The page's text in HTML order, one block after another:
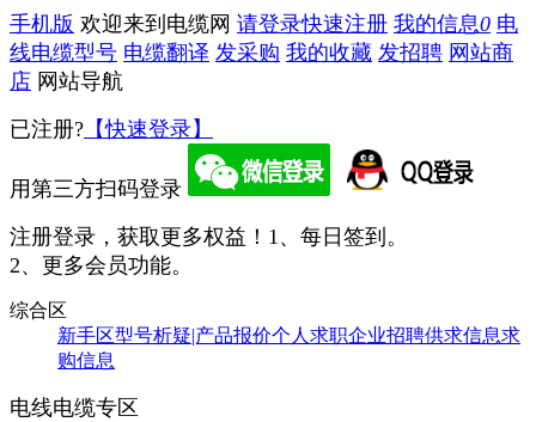
手机版 欢迎来到电缆网 请登录快速注册 我的信息0 电
线电缆型号 电缆翻译 发采购 我的收藏 发招聘 网站商
店 网站导航
已注册? 【快速登录】
用第三方扫码登录
注册登录，获取更多权益！ 1、每日签到。
2、更多会员功能。
综合区
新手区型号析疑|产品报价个人求职企业招聘供求信息求
购信息
电线电缆专区